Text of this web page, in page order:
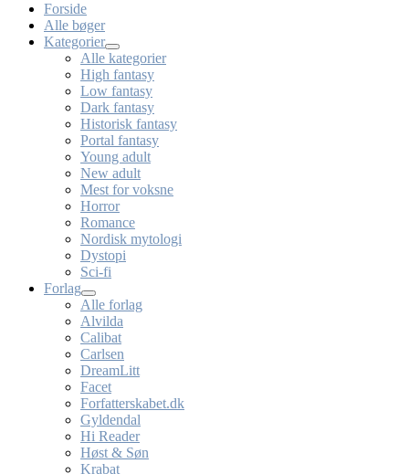
Forside
Alle bøger
Kategorier
Alle kategorier
High fantasy
Low fantasy
Dark fantasy
Historisk fantasy
Portal fantasy
Young adult
New adult
Mest for voksne
Horror
Romance
Nordisk mytologi
Dystopi
Sci-fi
Forlag
Alle forlag
Alvilda
Calibat
Carlsen
DreamLitt
Facet
Forfatterskabet.dk
Gyldendal
Hi Reader
Høst & Søn
Krabat